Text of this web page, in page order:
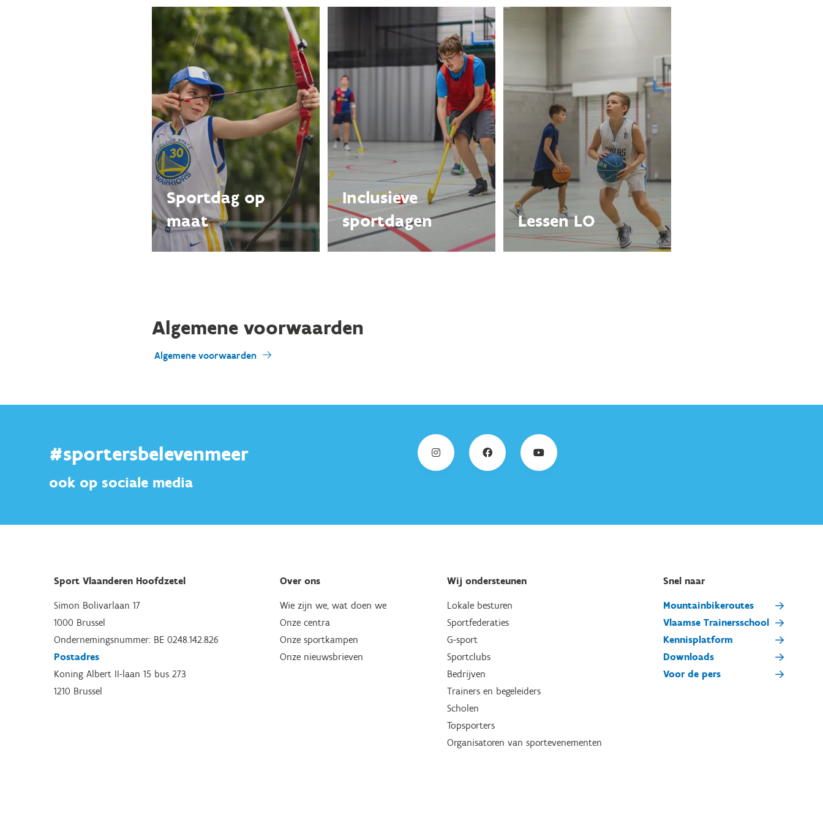
Januari 2026 13 - 16 - 20 - 23
Sportdag op
maat
Inclusieve
sportdagen
Lessen LO
Algemene voorwaarden
Algemene voorwaarden
#sportersbelevenmeer
ook op sociale media
Sport Vlaanderen Hoofdzetel
Simon Bolivarlaan 17
1000 Brussel
Ondernemingsnummer: BE 0248.142.826
Postadres
Koning Albert II-laan 15 bus 273
1210 Brussel
Over ons
Wie zijn we, wat doen we
Onze centra
Onze sportkampen
Onze nieuwsbrieven
Wij ondersteunen
Lokale besturen
Sportfederaties
G-sport
Sportclubs
Bedrijven
Trainers en begeleiders
Scholen
Topsporters
Organisatoren van sportevenementen
Snel naar
Mountainbikeroutes
Vlaamse Trainersschool
Kennisplatform
Downloads
Voor de pers